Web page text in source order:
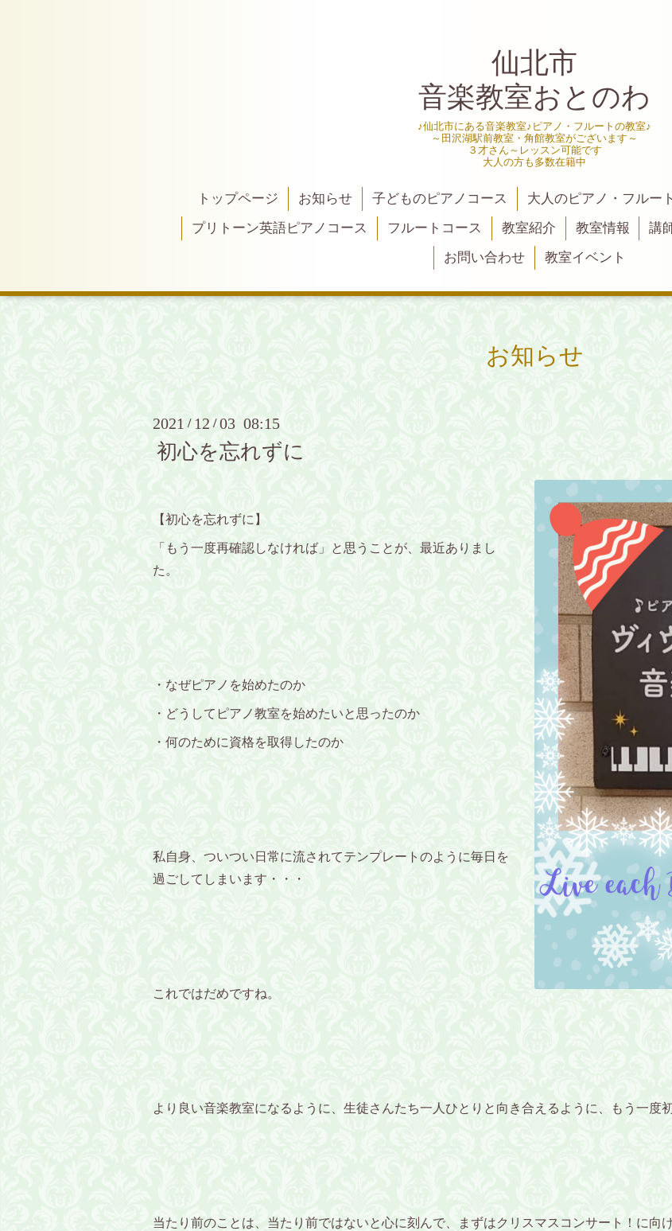
仙北市
音楽教室おとのわ
♪仙北市にある音楽教室♪ピアノ・フルートの教室♪
～田沢湖駅前教室・角館教室がございます～
３才さん～レッスン可能です
大人の方も多数在籍中
トップページ お知らせ 子どものピアノコース 大人のピアノ・フルー
プリトーン英語ピアノコース
フルートコース 教室紹介 教室情報 講
お問い合わせ
教室イベント
お知らせ
2021 / 12 /03 08:15
初心を忘れずに
【初心を忘れずに】
「もう一度再確認しなければ」と思うことが、最近ありまし
た。
・なぜピアノを始めたのか
・どうしてピアノ教室を始めたいと思ったのか
・何のために資格を取得したのか
私自身、ついつい日常に流されてテンプレートのように毎日を
過ごしてしまいます・・・
これではだめですね。
より良い音楽教室になるように、生徒さんたち一人ひとりと向き合えるように、もう一度
当たり前のことは、当たり前ではないと心に刻んで、まずはクリスマスコンサート！に向